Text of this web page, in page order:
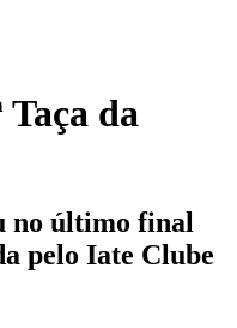
Taça da
no último final
pelo Iate Clube